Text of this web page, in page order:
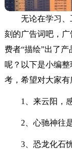
无论在学习
刻的广告词吧，
费者“描绘”出了
呢？以下是小编
考，希望对大家有
1、来云阳，
2、心驰神往
3、恐龙化石